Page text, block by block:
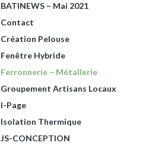
BATINEWS – Mai 2021
Contact
Création Pelouse
Fenêtre Hybride
Ferronnerie – Métallerie
Groupement Artisans Locaux
I-Page
Isolation Thermique
JS-CONCEPTION